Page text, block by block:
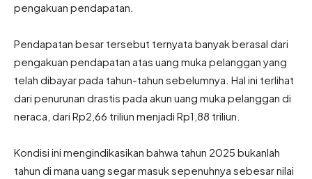
pengakuan pendapatan.
Pendapatan besar tersebut ternyata banyak berasal dari
pengakuan pendapatan atas uang muka pelanggan yang
telah dibayar pada tahun-tahun sebelumnya. Hal ini terlihat
dari penurunan drastis pada akun uang muka pelanggan di
neraca, dari Rp2,66 triliun menjadi Rp1,88 triliun.
Kondisi ini mengindikasikan bahwa tahun 2025 bukanlah
tahun di mana uang segar masuk sepenuhnya sebesar nilai